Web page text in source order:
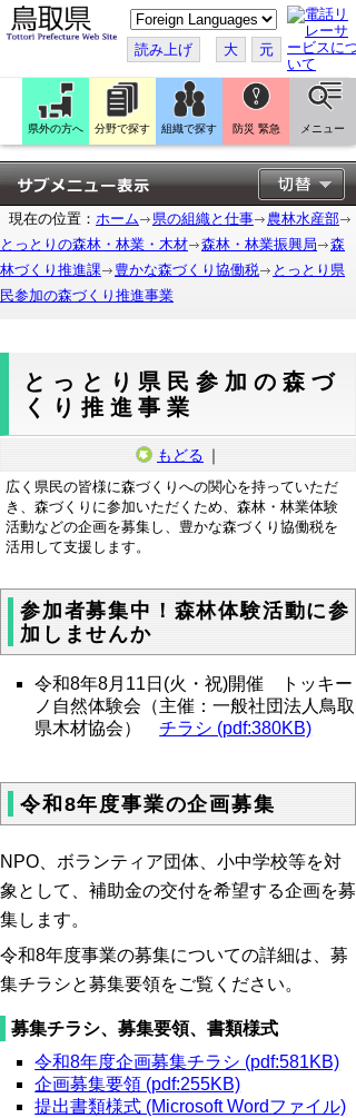
こ
の
ペ
ー
ジ
翻
訳
す
る
読み上げ 大 元
県外の方へ 分野で探す 組織で探す 防災 緊急 メニュー
現在の位置： ホーム 県の組織と仕事
農林水産部
とっとりの森林・林業・木材
森林・林業振興局
森
林づくり推進課
豊かな森づくり協働税
とっとり県
民参加の森づくり推進事業
とっとり県民参加の森づ
くり推進事業
もどる ｜
広く県民の皆様に森づくりへの関心を持っていただ
き、森づくりに参加いただくため、森林・林業体験
活動などの企画を募集し、豊かな森づくり協働税を
活用して支援します。
参加者募集中！森林体験活動に参
加しませんか
令和8年8月11日(火・祝)開催 トッキー
ノ自然体験会（主催：一般社団法人鳥取
県木材協会）チラシ (pdf:380KB)
令和8年度事業の企画募集
NPO、ボランティア団体、小中学校等を対
象として、補助金の交付を希望する企画を募
集します。
令和8年度事業の募集についての詳細は、募
集チラシと募集要領をご覧ください。
募集チラシ、募集要領、書類様式
令和8年度企画募集チラシ (pdf:581KB)
企画募集要領 (pdf:255KB)
提出書類様式 (Microsoft Wordファイル)